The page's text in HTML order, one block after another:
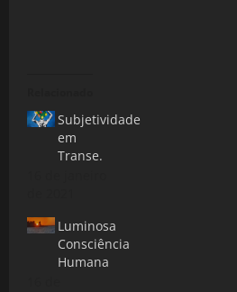
Subjetividade
em
Transe.
Luminosa
Consciência
Humana